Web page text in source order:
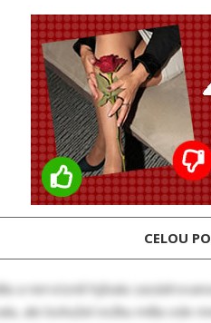
CELOU
a nervózně hýbala
ale bohužel nožku měla ode